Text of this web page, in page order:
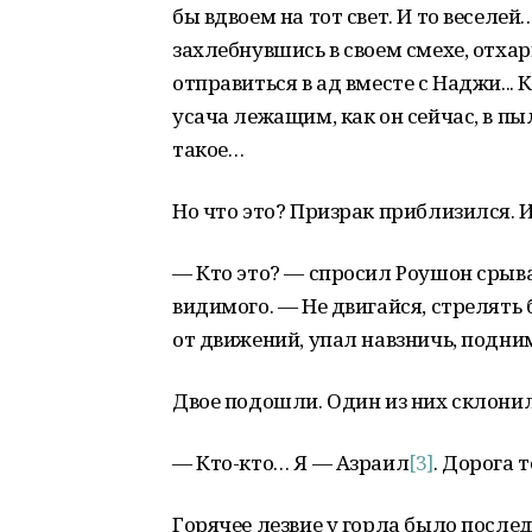
бы вдвоем на тот свет. И то
захлебнувшись в своем смехе,
отправиться в ад вместе с Наджи...
усача лежащим, как он сейчас, в
такое…
Но что это? Призрак приблизился.
— Кто это? — спросил Роушон
видимого. — Не двигайся,
от движений, упал навзничь,
Двое подошли. Один из них
— Кто-кто… Я — Азраил[3]. Дорога
Горячее лезвие у горла было